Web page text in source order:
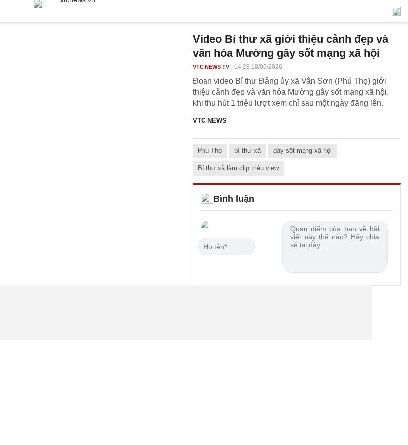
Video Bí thư xã giới thiệu cảnh đẹp và
văn hóa Mường gây sốt mạng xã hội
VTC NEWS TV 14:28 18/06/2026
Đoạn video Bí thư Đảng ủy xã Vân Sơn (Phú Thọ) giới
thiệu cảnh đẹp và văn hóa Mường gây sốt mạng xã hội,
khi thu hút 1 triệu lượt xem chỉ sau một ngày đăng lên.
VTC NEWS
Phú Thọ bí thư xã gây sốt mạng xã hội
Bí thư xã làm clip triệu view
Bình luận